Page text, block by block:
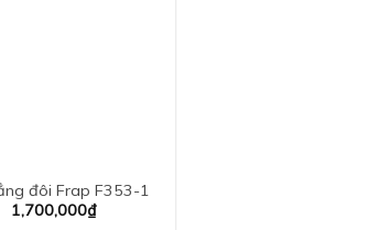
đôi Frap F353-1
1,700,000₫